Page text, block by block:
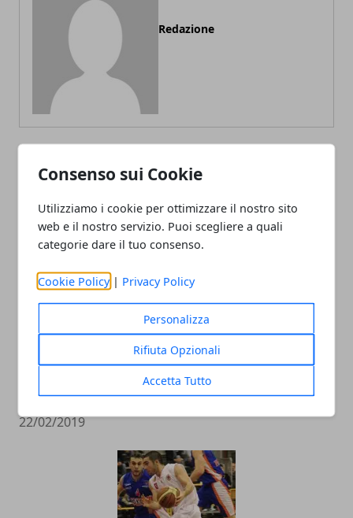
Consenso sui Cookie
Utilizziamo i cookie per ottimizzare il nostro sito
web e il nostro servizio. Puoi scegliere a quali
categorie dare il tuo consenso.
Cookie Policy | Privacy Policy
Personalizza
Rifiuta Opzionali
Accetta Tutto
Redazione
ARTICOLI CORRELATI
L’Italbasket contro Ungheria e Lituania
alla conquista del pass per i Mondiali in
Cina
22/02/2019